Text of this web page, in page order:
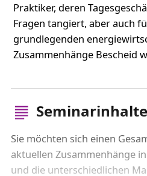
Praktiker, deren
Fragen tangiert, aber auch
grundlegenden
Zusammenhänge Bescheid
Seminarinhalte
Sie möchten sich einen
aktuellen Zusammenhänge
und die unterschiedlichen